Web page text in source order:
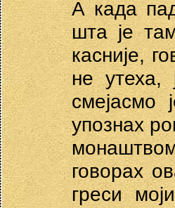
А када
шта је
касније,
не
смејасмо
упознах
говорах
греси